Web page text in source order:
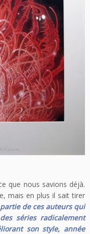
que nous savions déjà.
mais en plus il sait tirer
de ces auteurs qui
séries radicalement
son style, année